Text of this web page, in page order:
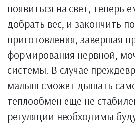
появиться на свет, теперь
добрать вес, и закончить
приготовления, завершая
формирования нервной,
системы. В случае
малыш сможет дышать
теплообмен еще не
регуляции необходимы